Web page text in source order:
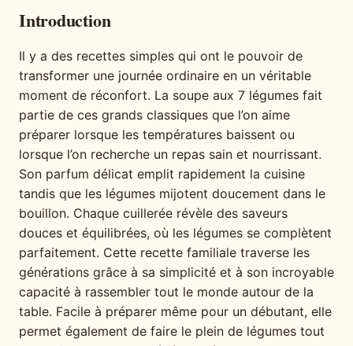
Introduction
Il y a des recettes simples qui ont le pouvoir de
transformer une journée ordinaire en un véritable
moment de réconfort. La soupe aux 7 légumes fait
partie de ces grands classiques que l’on aime
préparer lorsque les températures baissent ou
lorsque l’on recherche un repas sain et nourrissant.
Son parfum délicat emplit rapidement la cuisine
tandis que les légumes mijotent doucement dans le
bouillon. Chaque cuillerée révèle des saveurs
douces et équilibrées, où les légumes se complètent
parfaitement. Cette recette familiale traverse les
générations grâce à sa simplicité et à son incroyable
capacité à rassembler tout le monde autour de la
table. Facile à préparer même pour un débutant, elle
permet également de faire le plein de légumes tout